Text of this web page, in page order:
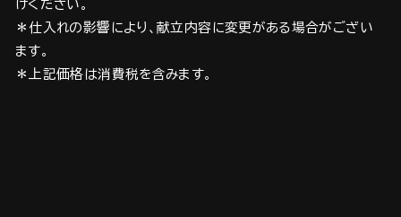
けください。
＊仕入れの影響により、献立内容に変更がある場合がござい
ます。
＊上記価格は消費税を含みます。